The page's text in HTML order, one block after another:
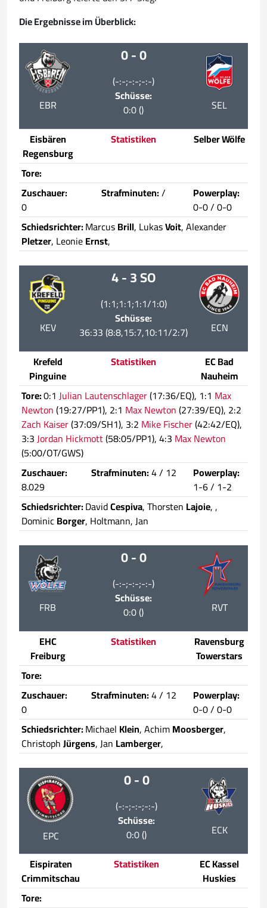
Die Ergebnisse im Überblick:
EBR
0 - 0
(-:-;-:-;-:-)
Schüsse:
0:0 ()
SEL
Eisbären
Regensburg
Statistiken
Selber Wölfe
Tore:
Zuschauer:
0
Strafminuten:/
Powerplay:
0-0 / 0-0
Schiedsrichter:MarcusBrill, LukasVoit, Alexander
Pletzer, LeonieErnst,
KEV
4 - 3 SO
(1:1;1:1;1:1/1:0)
Schüsse:
36:33 (8:8,15:7,10:11/2:7)
ECN
Krefeld
Pinguine
Statistiken
EC Bad
Nauheim
Tore:0:1 Julian Lautenschlager(17:36/EQ), 1:1 Max
Newton(19:27/PP1), 2:1 Max Newton(27:39/EQ), 2:2
Zach Kaiser(37:09/SH1), 3:2 Mike Fischer(42:42/EQ),
3:3Jordan Hickmott(58:05/PP1), 4:3 Max Newton
(5:00/OT/GWS)
Zuschauer:
8.029
Strafminuten:4 / 12
Powerplay:
1-6 / 1-2
Schiedsrichter:DavidCespiva, Thorsten Lajoie,,
DominicBorger, Holtmann, Jan
FRB
0 - 0
(-:-;-:-;-:-)
Schüsse:
0:0 ()
RVT
EHC
Freiburg
Statistiken
Ravensburg
Towerstars
Tore:
Zuschauer:
0
Strafminuten:4 / 12
Powerplay:
0-0 / 0-0
Schiedsrichter:Michael Klein, AchimMoosberger,
ChristophJürgens, Jan Lamberger,
EPC
0 - 0
(-:-;-:-;-:-)
Schüsse:
0:0 ()
ECK
Eispiraten
Crimmitschau
Statistiken
EC Kassel
Huskies
Tore: